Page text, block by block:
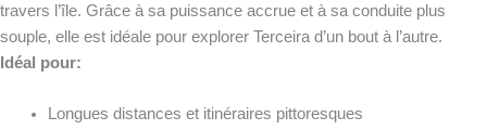
travers l’île. Grâce à sa puissance accrue et à sa conduite plus
souple, elle est idéale pour explorer Terceira d’un bout à l’autre.
Idéal pour:
Longues distances et itinéraires pittoresques